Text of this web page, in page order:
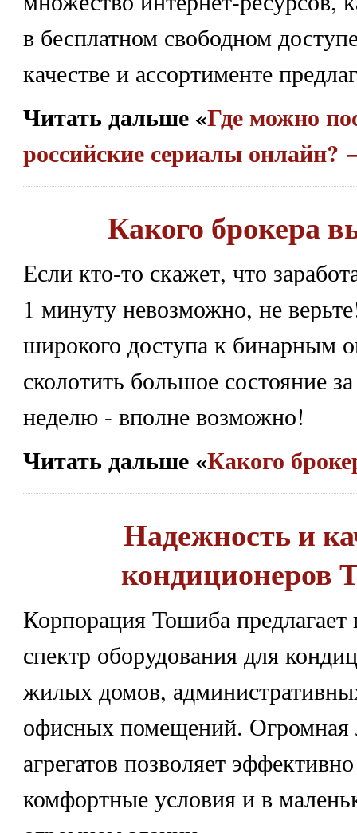
в бесплатном свободном
качестве и ассортименте
Читать дальше «Где можно
российские сериалы онлайн?
Какого брокера
Если кто-то скажет, что
1 минуту невозможно, не
широкого доступа к бинарным
сколотить большое состояние
неделю - вполне возможно!
Читать дальше «Какого
Надежность и
кондиционеров
Корпорация Тошиба
спектр оборудования для
жилых домов,
офисных помещений. Огромная
агрегатов позволяет
комфортные условия и в